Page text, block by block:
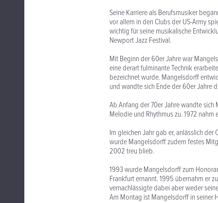
Seine Karriere als Berufsmusiker
vor allem in den Clubs der US-Army
wichtig für seine musikalische
Newport Jazz Festival.
Mit Beginn der 60er Jahre war
eine derart fulminante Technik
bezeichnet wurde. Mangelsdorff
und wandte sich Ende der 60er Jahre
Ab Anfang der 70er Jahre wandte
Melodie und Rhythmus zu. 1972
Im gleichen Jahr gab er, anlässlich
wurde Mangelsdorff zudem festes
2002 treu blieb.
1993 wurde Mangelsdorff zum
Frankfurt ernannt. 1995 übernahm er
vernachlässigte dabei aber weder
Am Montag ist Mangelsdorff in seiner